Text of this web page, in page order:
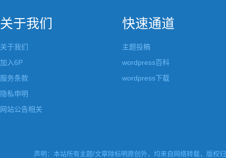
关于我们
关于我们
加入6P
服务条款
隐私申明
网站公告相关
快速通道
主题投稿
wordpress百科
wordpress下载
声明：本站所有主题/文章除标明原创外，均来自网络转载，版权